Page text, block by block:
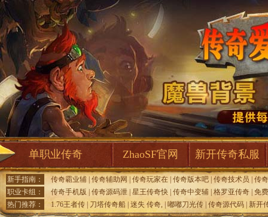
单职业传奇 ZhaoSF官网 新开传奇私服
新手指南： 传奇霸业辅 传奇辅助网 传奇玩家在 传奇版本吧 传奇技术员
传
职业卡组：
传奇手机版 传奇源码泄 星王传奇快 传奇中变辅 格罗亚传奇 免
热门推荐：
1.76王者传 刀塔传奇船 迷失 传奇, 嘟嘟刀光传 传奇源代码 新开